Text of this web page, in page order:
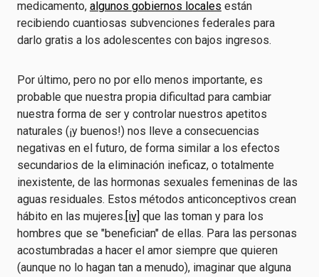
medicamento, algunos gobiernos locales están
recibiendo cuantiosas subvenciones federales para
darlo gratis a los adolescentes con bajos ingresos.
Por último, pero no por ello menos importante, es
probable que nuestra propia dificultad para cambiar
nuestra forma de ser y controlar nuestros apetitos
naturales (¡y buenos!) nos lleve a consecuencias
negativas en el futuro, de forma similar a los efectos
secundarios de la eliminación ineficaz, o totalmente
inexistente, de las hormonas sexuales femeninas de las
aguas residuales. Estos métodos anticonceptivos crean
hábito en las mujeres.[iv] que las toman y para los
hombres que se "benefician" de ellas. Para las personas
acostumbradas a hacer el amor siempre que quieren
(aunque no lo hagan tan a menudo), imaginar que alguna